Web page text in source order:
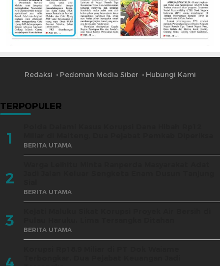
Redaksi Pedoman Media Siber Hubungi Kami
TERPOPULER
1 BERITA UTAMA
2
BERITA UTAMA
3 BERITA UTAMA